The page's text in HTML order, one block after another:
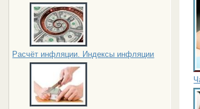
Расчёт инфляции. Индексы инфляции